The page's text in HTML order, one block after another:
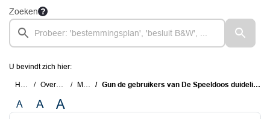
Zoeken
U bevindt zich hier:
Home Overzichten Moties Gun de gebruikers van De Speeldoos duidelijkheid over tijdelijke huisvesting
A A A